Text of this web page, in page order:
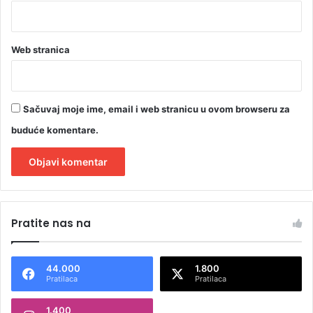
Web stranica
Sačuvaj moje ime, email i web stranicu u ovom browseru za
buduće komentare.
t
n
Pratite nas na
44.000
Pratilaca
1.800
Pratilaca
1.400